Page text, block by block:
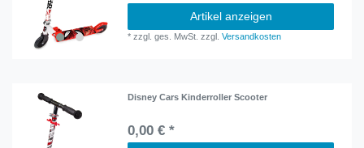
Artikel anzeigen
*zzgl. ges. MwSt. zzgl.Versandkosten
Disney Cars Kinderroller Scooter
0,00 € *